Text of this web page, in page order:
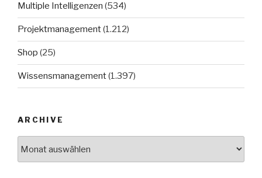
Multiple Intelligenzen (534)
Projektmanagement(1.212)
Shop (25)
Wissensmanagement(1.397)
ARCHIVE